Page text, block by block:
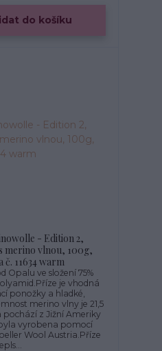
do košíku
- Edition 2,
merino vlnou, 100g,
č. 11634 warm
Opalu ve složení 75%
je vhodná
ponožky a hladké,
merino vlny je 21,5
z Jižní Ameriky
vyrobena pomocí
Wool Austria.Příze